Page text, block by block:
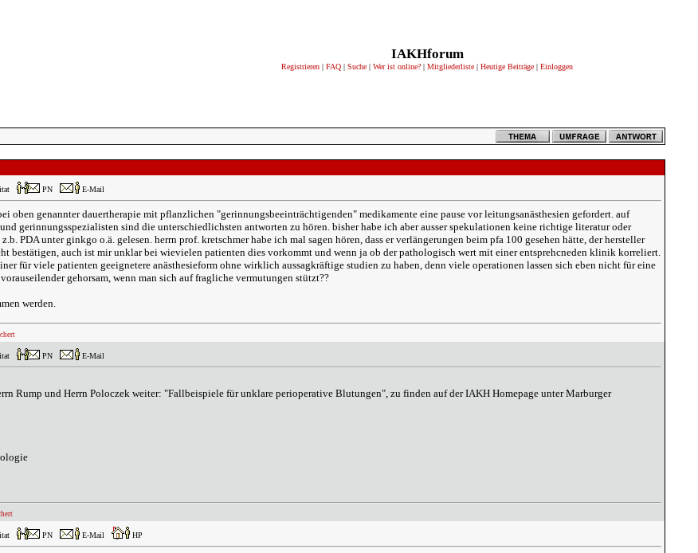
IAKHforum
Registrieren | FAQ | Suche | Wer ist online? | Mitgliederliste | Heutige Beiträge | Einloggen
PN E-Mail
oben genannter dauertherapie mit pflanzlichen "gerinnungsbeeinträchtigenden" medikamente eine pause vor leitungsanästhesien gefordert. auf
gerinnungsspezialisten sind die unterschiedlichsten antworten zu hören. bisher habe ich aber ausser spekulationen keine richtige literatur oder
PDA unter ginkgo o.ä. gelesen. herrn prof. kretschmer habe ich mal sagen hören, dass er verlängerungen beim pfa 100 gesehen hätte, der hersteller
bestätigen, auch ist mir unklar bei wievielen patienten dies vorkommt und wenn ja ob der pathologisch wert mit einer entsprehcneden klinik korreliert.
für viele patienten geeignetere anästhesieform ohne wirklich aussagkräftige studien zu haben, denn viele operationen lassen sich eben nicht für eine
gehorsam, wenn man sich auf fragliche vermutungen stützt??
werden.
PN E-Mail
Rump und Herrn Poloczek weiter: "Fallbeispiele für unklare perioperative Blutungen", zu finden auf der IAKH Homepage unter Marburger
PN E-Mail HP